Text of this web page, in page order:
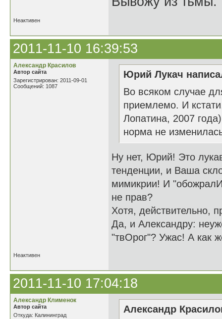
Неактивен
2011-11-10 16:39:53
Александр Красилов
Автор сайта
Зарегистрирован: 2011-09-01
Сообщений: 1087
Юрий Лукач
Во всяком случае
приемлемо. И
Лопатина, 2007
норма не
Ну нет, Юрий! Это
тенденции, и Ваша
мимикрии! И
не прав?
Хотя, действительно,
Да, и Александру:
"твОрог"? Ужас! А как
Неактивен
2011-11-10 17:04:18
Александр Клименок
Автор сайта
Откуда: Калининград
Александр